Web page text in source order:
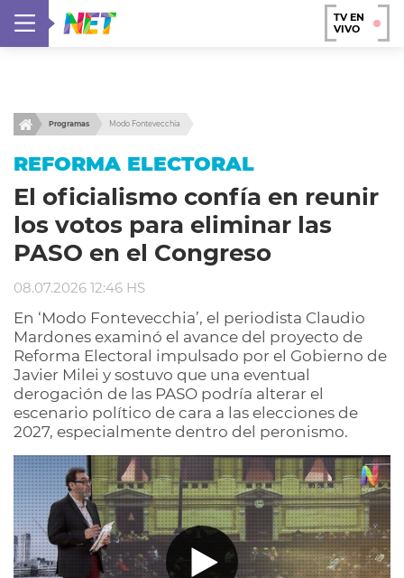
TV EN
VIVO
Programas Modo Fontevecchia
REFORMA ELECTORAL
El oficialismo confía en reunir
los votos para eliminar las
PASO en el Congreso
08.07.2026 12:46 HS
En ‘Modo Fontevecchia’, el periodista Claudio
Mardones examinó el avance del proyecto de
Reforma Electoral impulsado por el Gobierno de
Javier Milei y sostuvo que una eventual
derogación de las PASO podría alterar el
escenario político de cara a las elecciones de
2027, especialmente dentro del peronismo.